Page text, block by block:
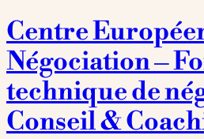
Centre
Négociation –
technique de
Conseil &